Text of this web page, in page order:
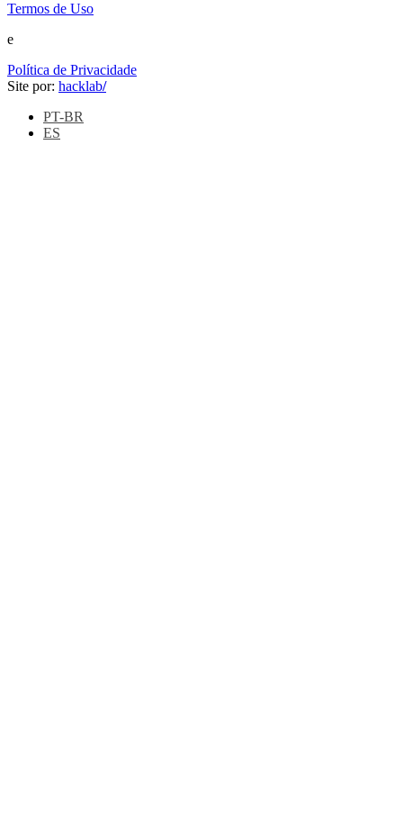
Termos de Uso
e
Política de Privacidade
Site por: hacklab/
PT-BR
ES